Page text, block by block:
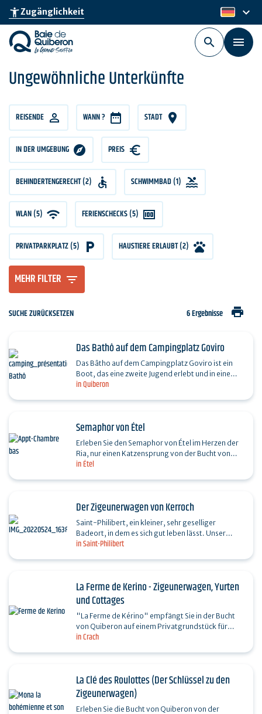
Skip
main
content
accessibility_newZugänglichkeit de
keyboard_arrow_down
Ungewöhnliche Unterkünfte
REISENDE
REISENDE WANN ? STADT
IN DER UMGEBUNG PREIS
PREIS
BEHINDERTENGERECHT (2) SCHWIMMBAD (1)
WLAN (5) FERIENSCHECKS (5)
PRIVATPARKPLATZ (5) HAUSTIERE ERLAUBT (2)
MEHR FILTER
SUCHE ZURÜCKSETZEN 6 Ergebnisse print
in Quiberon
Das Bathô auf dem Campingplatz Goviro
Das Bâtho auf dem Campingplatz Goviro ist ein
Boot, das eine zweite Jugend erlebt und in eine
ungewöhnliche Unterkunft umgewandelt wurde.
in Étel
Semaphor von Étel
Erleben Sie den Semaphor von Étel im Herzen der
Ria, nur einen Katzensprung von der Bucht von
Quiberon in der Südbretagne entfernt!Buchen Sie
in Saint-Philibert
Der Zigeunerwagen von Kerroch
Saint-Philibert, ein kleiner, sehr geselliger
Badeort, in dem es sich gut leben lässt. Unser
Zigeunerwagen, der in einem Obstgarten in einem
in Crach
La Ferme de Kerino - Zigeunerwagen, Yurten
und Cottages
"La Ferme de Kérino" empfängt Sie in der Bucht
von Quiberon auf einem Privatgrundstück für
einen entspannenden Aufenthalt in ruhiger Lage,
La Clé des Roulottes (Der Schlüssel zu den
Zigeunerwagen)
Erleben Sie die Bucht von Quiberon von der